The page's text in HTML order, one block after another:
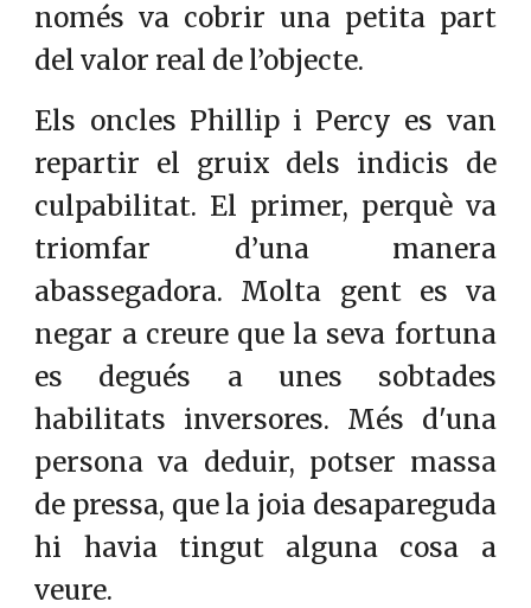
només va cobrir una petita part
del valor real de l’objecte.
Els oncles Phillip i Percy es van
repartir el gruix dels indicis de
culpabilitat. El primer, perquè va
triomfar d’una manera
abassegadora. Molta gent es va
negar a creure que la seva fortuna
es degués a unes sobtades
habilitats inversores. Més d'una
persona va deduir, potser massa
de pressa, que la joia desapareguda
hi havia tingut alguna cosa a
veure.